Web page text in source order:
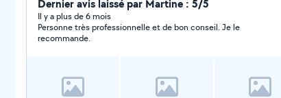
Dernier avis laissé par Martine : 5/5
Il y a plus de 6 mois
Personne très professionnelle et de bon conseil. Je le
recommande.